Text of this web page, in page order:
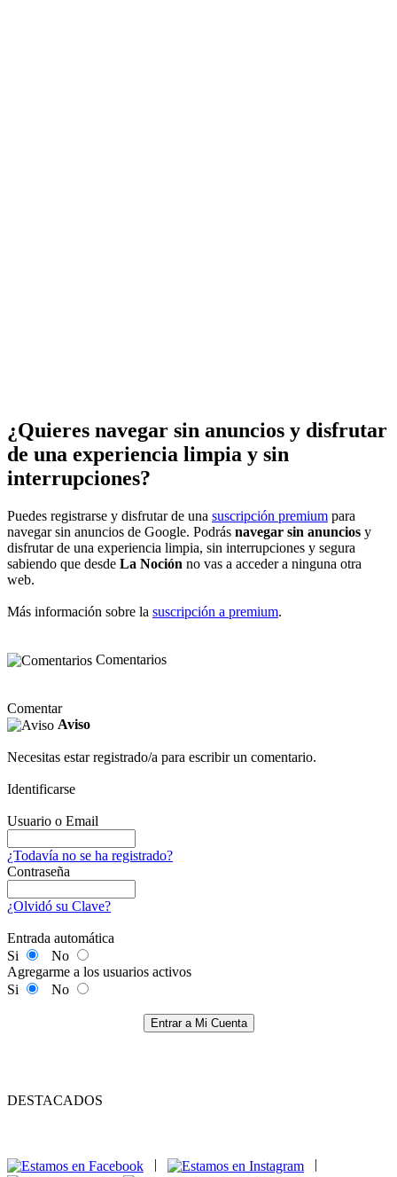
¿Quieres navegar sin anuncios y disfrutar
de una experiencia limpia y sin
interrupciones?
Puedes registrarse y disfrutar de una suscripción premium para
navegar sin anuncios de Google. Podrás navegar sin anuncios y
disfrutar de una experiencia limpia, sin interrupciones y segura
sabiendo que desde La Noción no vas a acceder a ninguna otra
web.
Más información sobre la suscripción a premium.
Comentarios
Comentar
Aviso
Necesitas estar registrado/a para escribir un comentario.
Identificarse
Usuario o Email
¿Todavía no se ha registrado?
Contraseña
¿Olvidó su Clave?
Entrada automática
Si
No
Agregarme a los usuarios activos
Si
No
Entrar a Mi Cuenta
DESTACADOS